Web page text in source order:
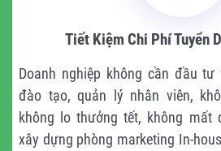
Tiết Kiệm Chi Phí Tuyển
Doanh nghiệp không cần đầu tư
đào tạo, quản lý nhân viên,
không lo thưởng tết, không mất
xây dựng phòng marketing In-